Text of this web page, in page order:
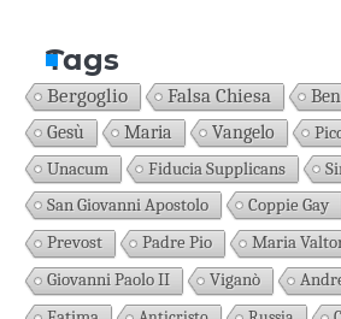
Tags
Bergoglio Falsa Chiesa
Gesù Maria Vangelo
Unacum
Fiducia Supplicans
San Giovanni Apostolo
Coppie Gay
Prevost
Padre Pio
Maria
Giovanni Paolo II
Viganò